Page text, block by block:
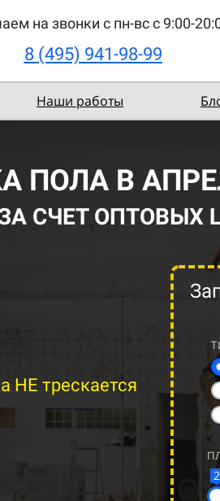
на звонки с пн-вс с 9:00-
8 (495) 941-98-99
Наши работы
ПОЛА В
СЧЕТ ОПТОВЫХ
НЕ трескается
2